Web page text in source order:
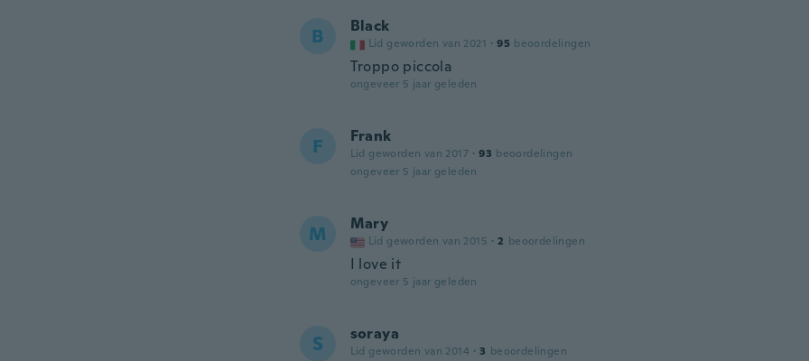
B Black
Lid geworden van 2021 · 95 beoordelingen
Troppo piccola
ongeveer 5 jaar geleden
F Frank
Lid geworden van 2017 · 93 beoordelingen
ongeveer 5 jaar geleden
M Mary
Lid geworden van 2015 · 2 beoordelingen
I love it
ongeveer 5 jaar geleden
S soraya
Lid geworden van 2014 · 3 beoordelingen